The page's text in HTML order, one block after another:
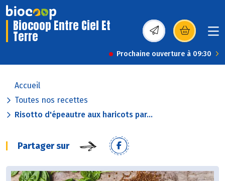
Biocoop Entre Ciel Et
Terre (s’ouvre dans une
Prochaine ouverture à 09:30
Accueil
Toutes nos recettes
Risotto d'épeautre aux haricots par...
Partager sur